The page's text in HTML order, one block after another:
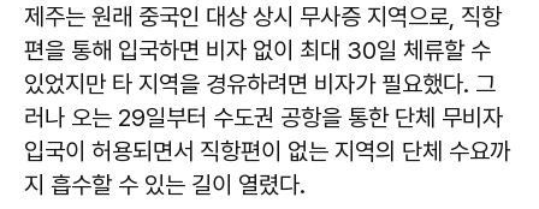
제주는 원래 중국인 대상 상시 무사증 지역으로, 직항
편을 통해 입국하면 비자 없이 최대 30일 체류할 수
있었지만 타 지역을 경유하려면 비자가 필요했다. 그
러나 오는 29일부터 수도권 공항을 통한 단체 무비자
입국이 허용되면서 직항편이 없는 지역의 단체 수요까
지 흡수할 수 있는 길이 열렸다.